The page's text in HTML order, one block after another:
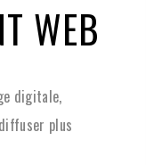
WEB
digitale,
plus